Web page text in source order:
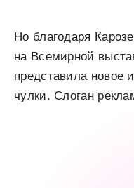
Но благодаря
на Всемирной
представила новое
чулки. Слоган